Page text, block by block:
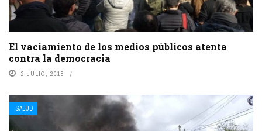
El vaciamiento de los medios públicos atenta
contra la democracia
2 JULIO, 2018
SALUD